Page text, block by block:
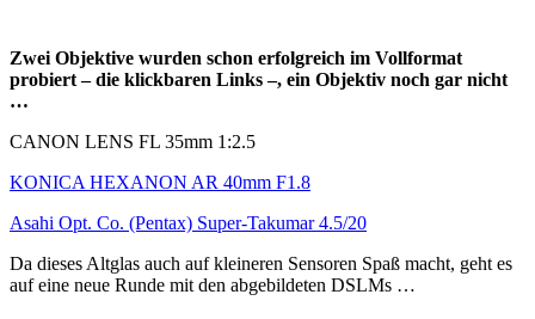
Zwei Objektive wurden schon erfolgreich im Vollformat
probiert – die klickbaren Links –, ein Objektiv noch gar nicht
…
CANON LENS FL 35mm 1:2.5
KONICA HEXANON AR 40mm F1.8
Asahi Opt. Co. (Pentax) Super-Takumar 4.5/20
Da dieses Altglas auch auf kleineren Sensoren Spaß macht, geht es
auf eine neue Runde mit den abgebildeten DSLMs …